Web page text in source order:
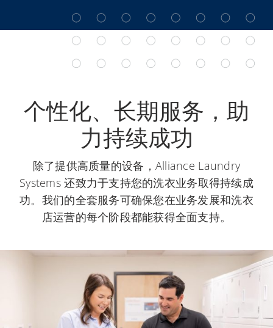
个性化、长期服务，助
力持续成功
除了提供高质量的设备，Alliance Laundry
Systems 还致力于支持您的洗衣业务取得持续成
功。我们的全套服务可确保您在业务发展和洗衣
店运营的每个阶段都能获得全面支持。